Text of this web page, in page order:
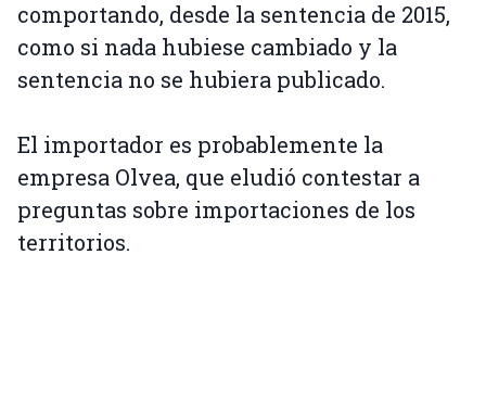
comportando, desde la sentencia de 2015,
como si nada hubiese cambiado y la
sentencia no se hubiera publicado.
El importador es probablemente la
empresa Olvea, que eludió contestar a
preguntas sobre importaciones de los
territorios.